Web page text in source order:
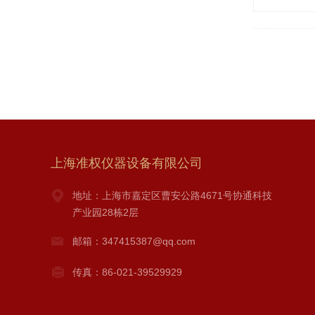
上海准权仪器设备有限公司
地址：上海市嘉定区曹安公路4671号协通科技
产业园28栋2层
邮箱：347415387@qq.com
传真：86-021-39529929